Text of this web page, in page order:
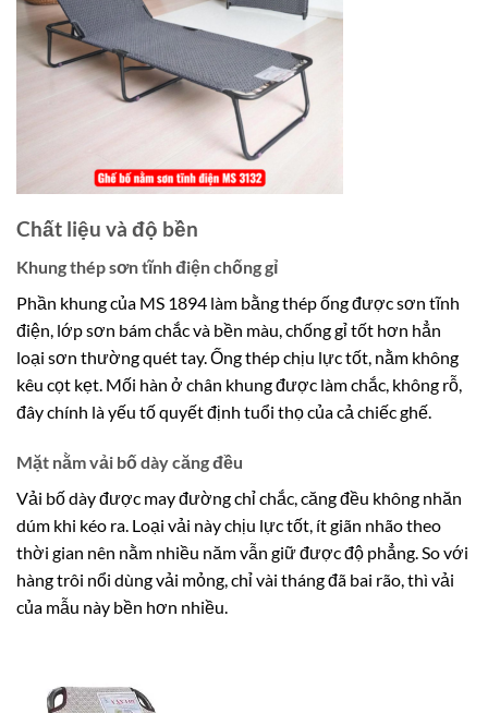
Chất liệu và độ bền
Khung thép sơn tĩnh điện chống gỉ
Phần khung của MS 1894 làm bằng thép ống được sơn tĩnh
điện, lớp sơn bám chắc và bền màu, chống gỉ tốt hơn hẳn
loại sơn thường quét tay. Ống thép chịu lực tốt, nằm không
kêu cọt kẹt. Mối hàn ở chân khung được làm chắc, không rỗ,
đây chính là yếu tố quyết định tuổi thọ của cả chiếc ghế.
Mặt nằm vải bố dày căng đều
Vải bố dày được may đường chỉ chắc, căng đều không nhăn
dúm khi kéo ra. Loại vải này chịu lực tốt, ít giãn nhão theo
thời gian nên nằm nhiều năm vẫn giữ được độ phẳng. So với
hàng trôi nổi dùng vải mỏng, chỉ vài tháng đã bai rão, thì vải
của mẫu này bền hơn nhiều.